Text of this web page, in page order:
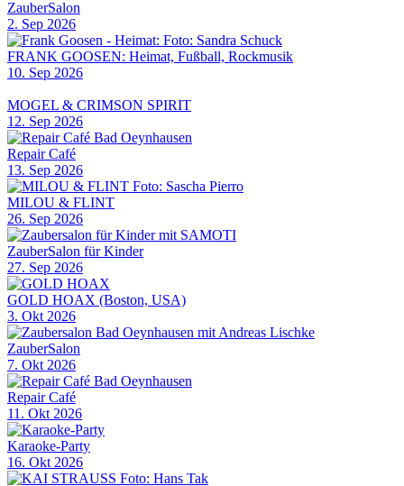
ZauberSalon
2. Sep 2026
FRANK GOOSEN: Heimat, Fußball, Rockmusik
10. Sep 2026
MOGEL & CRIMSON SPIRIT
12. Sep 2026
Repair Café
13. Sep 2026
MILOU & FLINT
26. Sep 2026
ZauberSalon für Kinder
27. Sep 2026
GOLD HOAX (Boston, USA)
3. Okt 2026
ZauberSalon
7. Okt 2026
Repair Café
11. Okt 2026
Karaoke-Party
16. Okt 2026